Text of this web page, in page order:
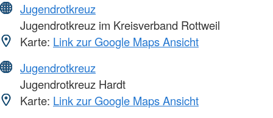
Jugendrotkreuz
Jugendrotkreuz im Kreisverband Rottweil
Karte: Link zur Google Maps Ansicht
Jugendrotkreuz
Jugendrotkreuz Hardt
Karte: Link zur Google Maps Ansicht